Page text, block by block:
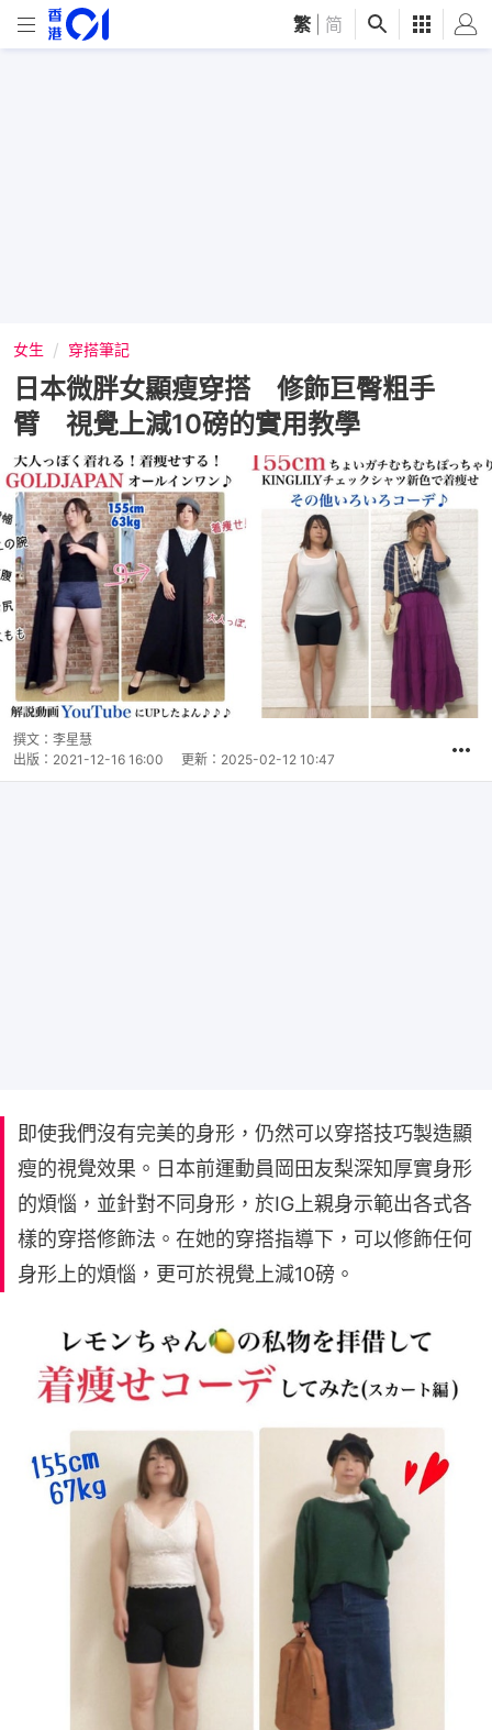
繁 简
女生 穿搭筆記
日本微胖女顯瘦穿搭 修飾巨臀粗手
臂 視覺上減10磅的實用教學
撰文： 李星慧
出版： 2021-12-16 16:00 更新： 2025-02-12 10:47
即使我們沒有完美的身形，仍然可以穿搭技巧製造顯
瘦的視覺效果。日本前運動員岡田友梨深知厚實身形
的煩惱，並針對不同身形，於IG上親身示範出各式各
樣的穿搭修飾法。在她的穿搭指導下，可以修飾任何
身形上的煩惱，更可於視覺上減10磅。